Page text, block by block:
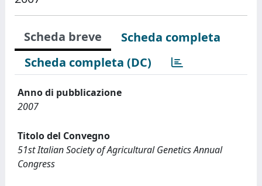
Scheda breve
Scheda completa
Scheda completa (DC)
Anno di pubblicazione
2007
Titolo del Convegno
51st Italian Society of Agricultural Genetics Annual
Congress